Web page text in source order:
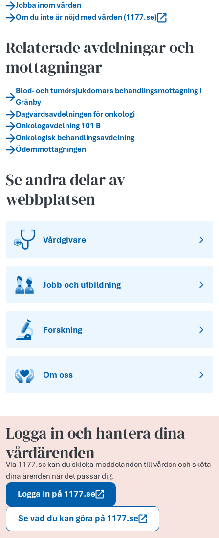
Jobba inom vården
Om du inte är nöjd med vården (1177.se)
Relaterade avdelningar och
mottagningar
Blod- och tumörsjukdomars behandlingsmottagning i
Gränby
Dagvårdsavdelningen för onkologi
Onkologavdelning 101 B
Onkologisk behandlingsavdelning
Ödemmottagningen
Se andra delar av
webbplatsen
Vårdgivare
Jobb och utbildning
Forskning
Om oss
Logga in och hantera dina
vårdärenden
Via 1177.se kan du skicka meddelanden till vården och sköta
dina ärenden när det passar dig.
Logga in på 1177.se
Se vad du kan göra på 1177.se